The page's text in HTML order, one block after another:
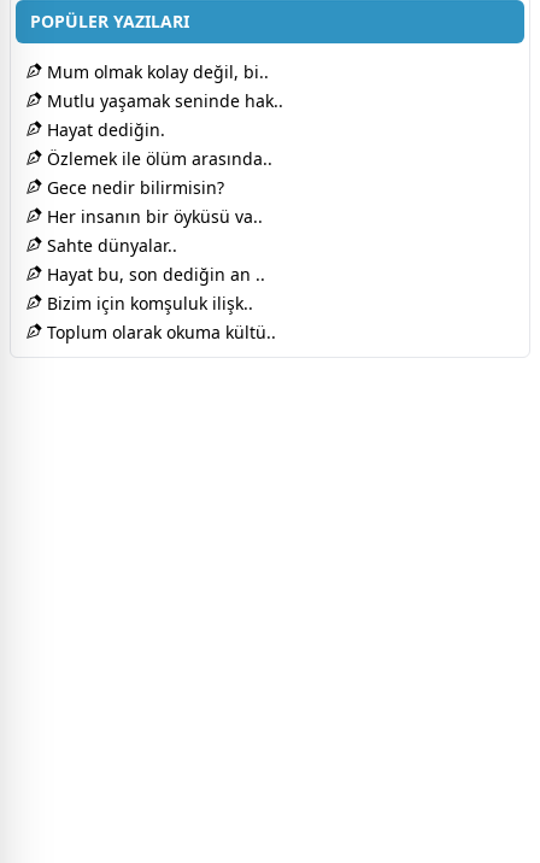
POPÜLER YAZILARI
Mum olmak kolay değil, bi..
Mutlu yaşamak seninde hak..
Hayat dediğin.
Özlemek ile ölüm arasında..
Gece nedir bilirmisin?
Her insanın bir öyküsü va..
Sahte dünyalar..
Hayat bu, son dediğin an ..
Bizim için komşuluk ilişk..
Toplum olarak okuma kültü..